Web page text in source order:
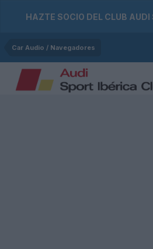
HAZTE SOCIO DEL CLUB AUDI
Car Audio / Navegadores